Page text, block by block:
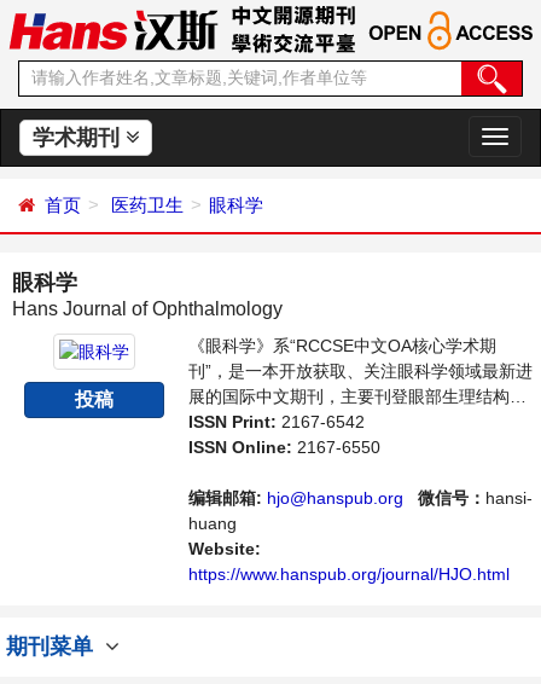
学术期刊
切
换
首页 医药卫生 眼科学
眼科学
Hans Journal of Ophthalmology
投稿
《眼科学》系“RCCSE中文OA核心学术期
刊”，是一本开放获取、关注眼科学领域最新进
展的国际中文期刊，主要刊登眼部生理结构分
析、眼部疾病的检查、病理与治疗等相关内容
的学术论文。本刊支持思想创新、学术创新，
体，旨在给世界范围内的科学家、学者、科研
人员提供一个传播、分享和讨论眼科学领域内
不同方向问题与发展的交流平台。
ISSN Print: 2167-6542
ISSN Online: 2167-6550
编辑邮箱: hjo@hanspub.org 微信号： hansi-
huang
Website:
https://www.hanspub.org/journal/HJO.html
期刊菜单